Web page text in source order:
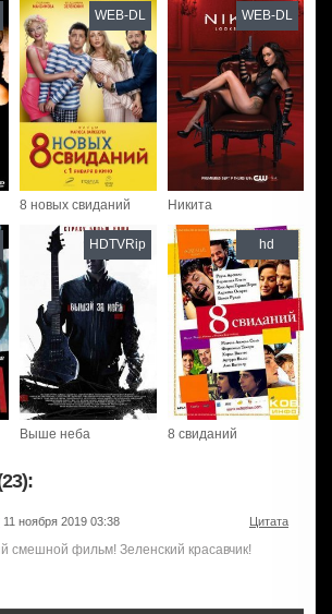
8 новых свиданий
WEB-DL
Никита
WEB-DL
Выше неба
HDTVRip
8 свиданий
hd
11 ноября 2019 03:38 Цитата
смешной фильм! Зеленский красавчик!